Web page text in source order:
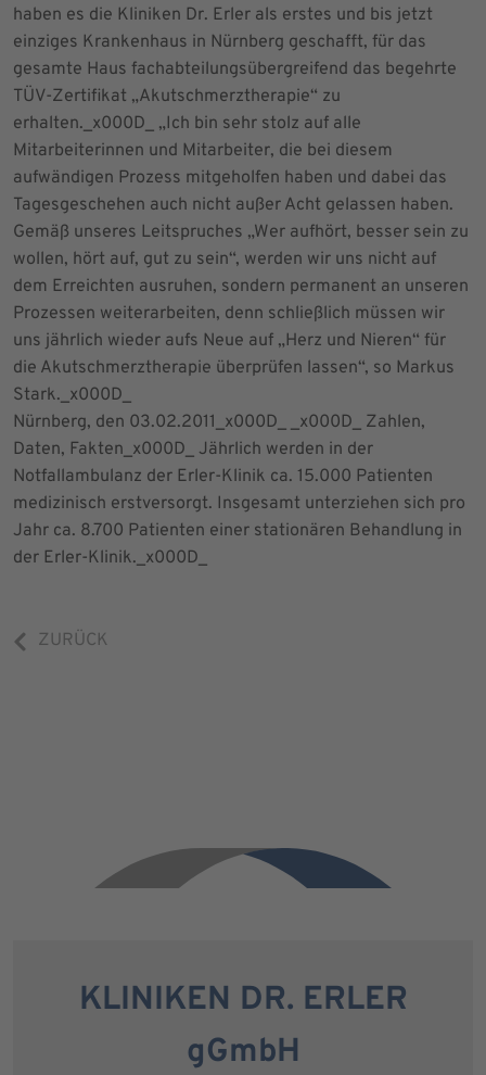
haben es die Kliniken Dr. Erler als erstes und bis jetzt
einziges Krankenhaus in Nürnberg geschafft, für das
gesamte Haus fachabteilungsübergreifend das begehrte
TÜV-Zertifikat „Akutschmerztherapie“ zu
erhalten._x000D_ „Ich bin sehr stolz auf alle
Mitarbeiterinnen und Mitarbeiter, die bei diesem
aufwändigen Prozess mitgeholfen haben und dabei das
Tagesgeschehen auch nicht außer Acht gelassen haben.
Gemäß unseres Leitspruches „Wer aufhört, besser sein zu
wollen, hört auf, gut zu sein“, werden wir uns nicht auf
dem Erreichten ausruhen, sondern permanent an unseren
Prozessen weiterarbeiten, denn schließlich müssen wir
uns jährlich wieder aufs Neue auf „Herz und Nieren“ für
die Akutschmerztherapie überprüfen lassen“, so Markus
Stark._x000D_
Nürnberg, den 03.02.2011_x000D_ _x000D_ Zahlen,
Daten, Fakten_x000D_ Jährlich werden in der
Notfallambulanz der Erler-Klinik ca. 15.000 Patienten
medizinisch erstversorgt. Insgesamt unterziehen sich pro
Jahr ca. 8.700 Patienten einer stationären Behandlung in
der Erler-Klinik._x000D_
ZURÜCK
KLINIKEN DR. ERLER
gGmbH